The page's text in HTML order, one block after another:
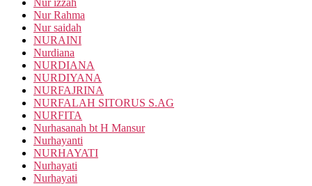
Nur izzah
Nur Rahma
Nur saidah
NURAINI
Nurdiana
NURDIANA
NURDIYANA
NURFAJRINA
NURFALAH SITORUS S.AG
NURFITA
Nurhasanah bt H Mansur
Nurhayanti
NURHAYATI
Nurhayati
Nurhayati